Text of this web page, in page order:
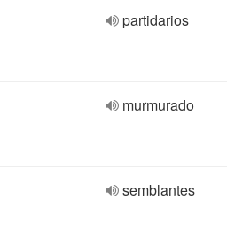
partidarios
murmurado
semblantes